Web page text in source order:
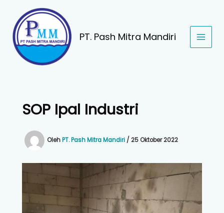
konten
PT. Pash Mitra Mandiri
SOP Ipal Industri
OlehPT. Pash Mitra Mandiri / 25 Oktober 2022